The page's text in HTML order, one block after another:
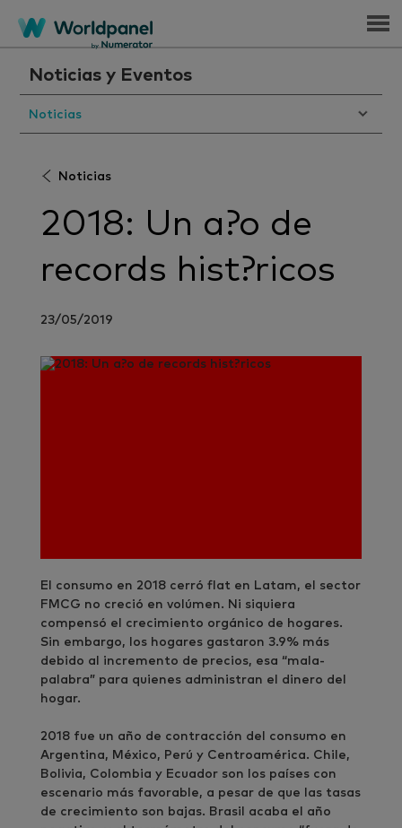
Menu
Noticias y Eventos
Noticias
Noticias
2018: Un a?o de
records hist?ricos
23/05/2019
El consumo en 2018 cerró flat en Latam, el sector
FMCG no creció en volúmen. Ni siquiera
compensó el crecimiento orgánico de hogares.
Sin embargo, los hogares gastaron 3.9% más
debido al incremento de precios, esa “mala-
palabra” para quienes administran el dinero del
hogar.
2018 fue un año de contracción del consumo en
Argentina, México, Perú y Centroamérica. Chile,
Bolivia, Colombia y Ecuador son los países con
escenario más favorable, a pesar de que las tasas
de crecimiento son bajas. Brasil acaba el año